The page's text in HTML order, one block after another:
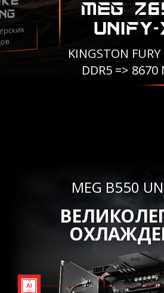
MEG
UNIFY-
KINGSTON FURY
DDR5 =>
MEG B550